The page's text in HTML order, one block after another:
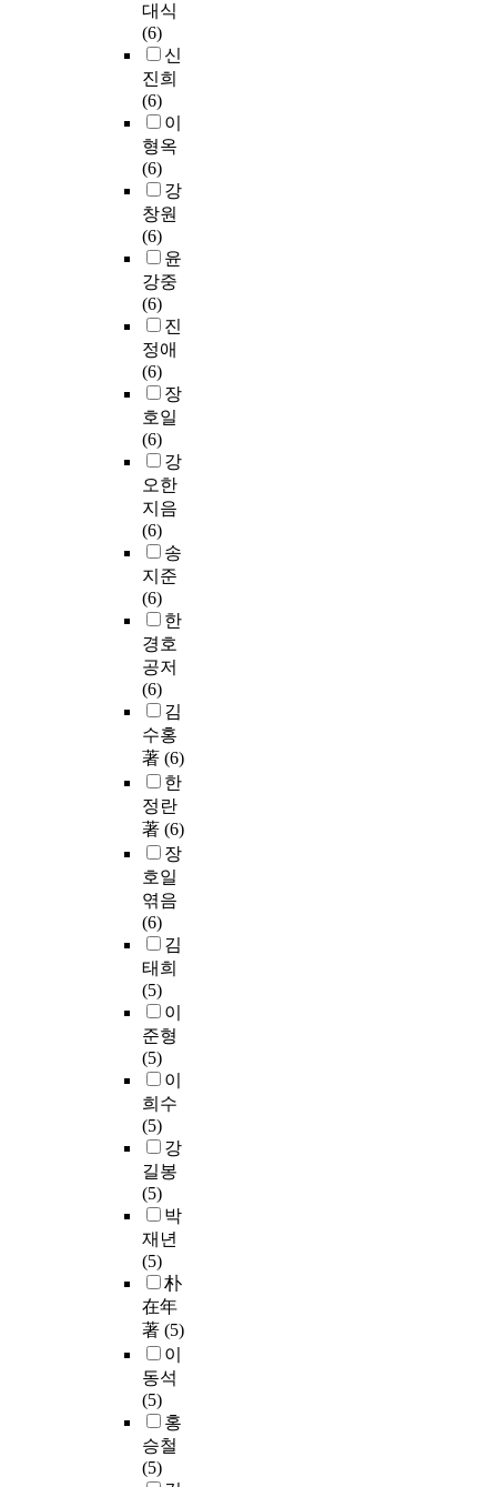
대식
(6)
신
진희
(6)
이
형옥
(6)
강
창원
(6)
윤
강중
(6)
진
정애
(6)
장
호일
(6)
강
오한
지음
(6)
송
지준
(6)
한
경호
공저
(6)
김
수홍
著 (6)
한
정란
著 (6)
장
호일
엮음
(6)
김
태희
(5)
이
준형
(5)
이
희수
(5)
강
길봉
(5)
박
재년
(5)
朴
在年
著 (5)
이
동석
(5)
홍
승철
(5)